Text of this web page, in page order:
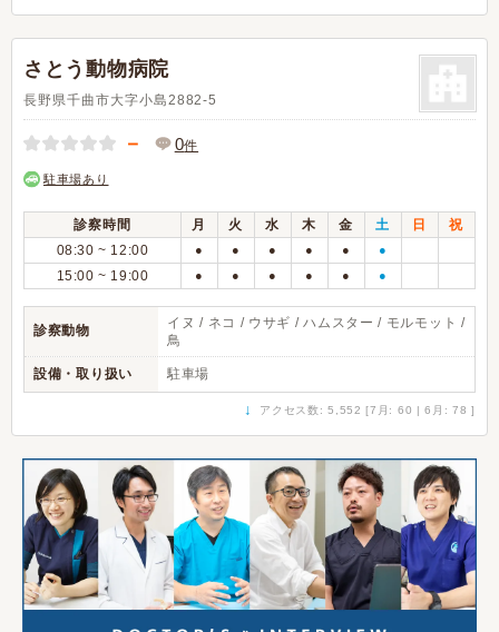
さとう動物病院
長野県千曲市大字小島2882-5
－ 0件
駐車場あり
診察時間 月 火 水 木 金 土 日
祝
08:30 ~ 12:00
● ● ● ● ● ●
15:00 ~ 19:00 ● ● ● ● ● ●
診察動物
イヌ / ネコ / ウサギ / ハムスター / モルモット /
鳥
設備・取り扱い 駐車場
↓ アクセス数: 5,552 [7月: 60 | 6月: 78 ]